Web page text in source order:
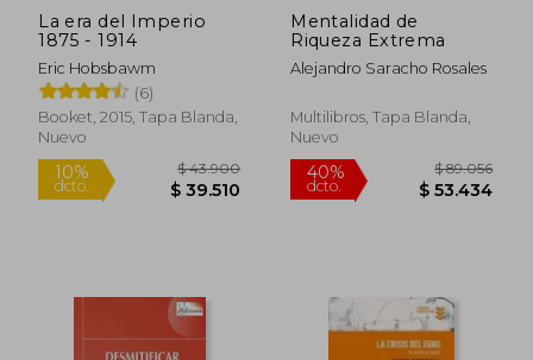
10%
dcto.
10%
dcto. $
La era del Imperio
1875 - 1914
Eric Hobsbawm
(6)
Booket, 2015, Tapa Blanda,
Nuevo
Mentalidad de
Riqueza Extrema
Alejandro Saracho Rosales
Multilibros, Tapa Blanda,
Nuevo